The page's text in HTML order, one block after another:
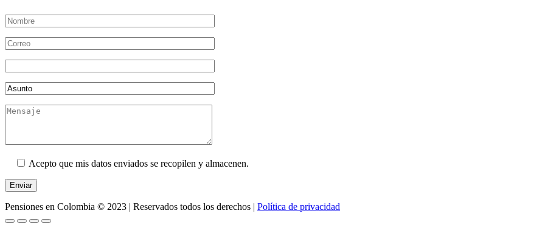
Acepto que mis datos enviados se recopilen y almacenen.
Pensiones en Colombia © 2023 | Reservados todos los derechos | Política de privacidad